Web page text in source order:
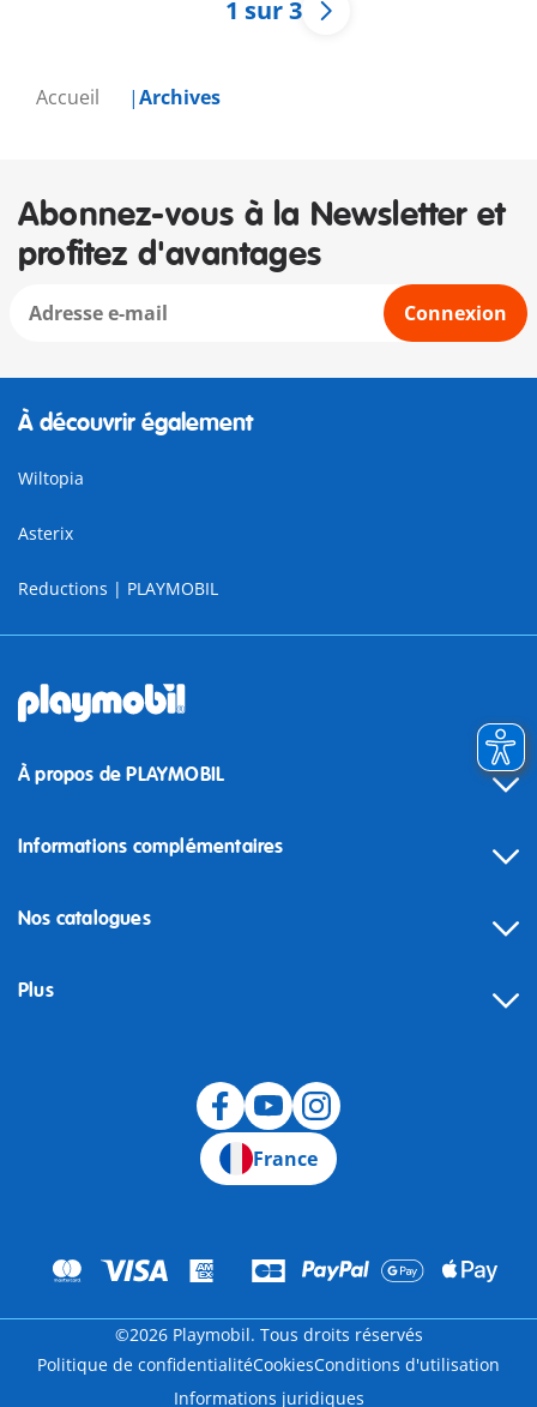
Accueil Archives
1 sur 3
Abonnez-vous à la Newsletter et
profitez d'avantages
Connexion
À découvrir également
Wiltopia
Asterix
Reductions | PLAYMOBIL
À propos de PLAYMOBIL
Informations complémentaires
Nos catalogues
Plus
France
©2026 Playmobil. Tous droits réservés
Politique de confidentialitéCookiesConditions d'utilisation
Informations juridiques